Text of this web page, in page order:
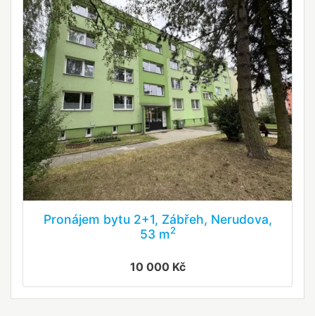
Pronájem bytu 2+1, Zábřeh, Nerudova,
53 m2
10 000 Kč